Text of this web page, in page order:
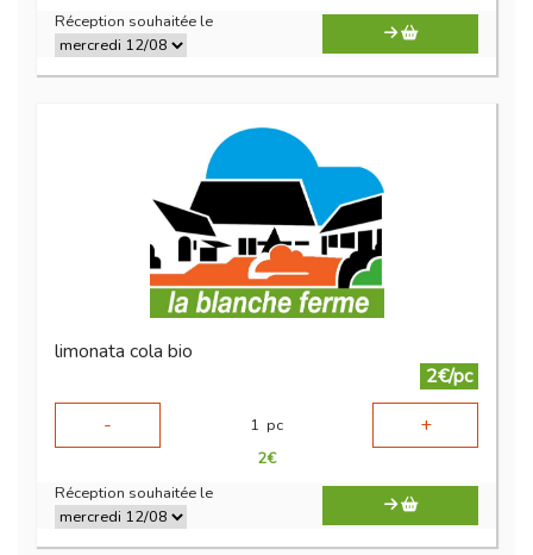
Réception souhaitée le
limonata cola bio
2€/pc
-
1 pc +
2€
Réception souhaitée le